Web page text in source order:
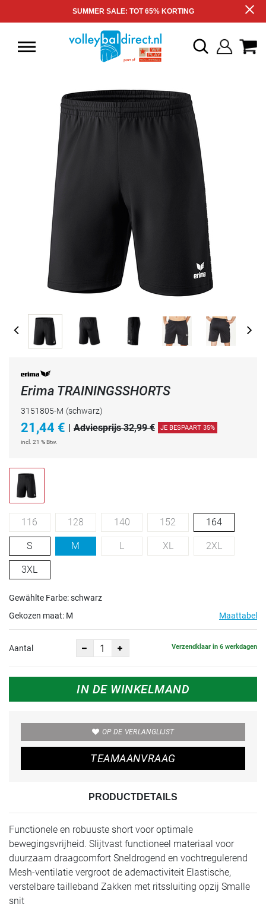
SUMMER SALE: TOT 65% KORTING
Erima TRAININGSSHORTS
3151805-M (schwarz)
21,44 € | Adviesprijs 32,99 € JE BESPAART 35%
incl. 21 % Btw.
116 128 140 152 164
S M L XL 2XL
3XL
Gewählte Farbe: schwarz
Gekozen maat: M Maattabel
Aantal Verzendklaar in 6 werkdagen
IN DE WINKELMAND
OP DE VERLANGLIJST
TEAMAANVRAAG
PRODUCTDETAILS
Functionele en robuuste short voor optimale
bewegingsvrijheid. Slijtvast functioneel materiaal voor
duurzaam draagcomfort Sneldrogend en vochtregulerend
Mesh-ventilatie vergroot de ademactiviteit Elastische,
verstelbare tailleband Zakken met ritssluiting opzij Smalle
snit